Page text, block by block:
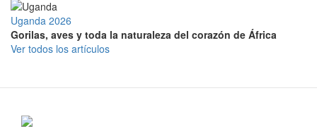
Uganda 2026
Gorilas, aves y toda la naturaleza del corazón de África
Ver todos los artículos